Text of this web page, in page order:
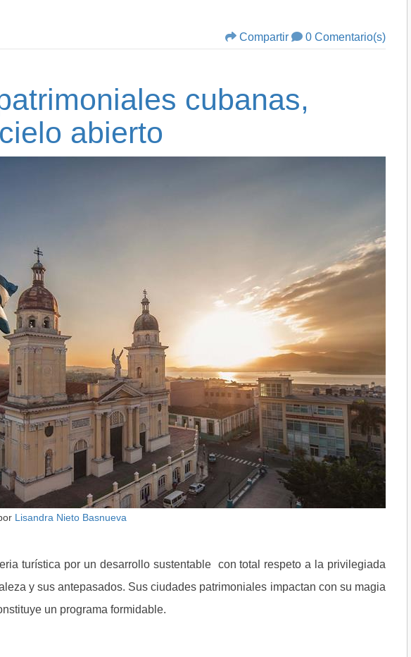
Compartir 0 Comentario(s)
cubanas,
abierto
Lisandra Nieto Basnueva
turística por un desarrollo sustentable con total respeto a la privilegiada
y sus antepasados. Sus ciudades patrimoniales impactan con su magia
un programa formidable.